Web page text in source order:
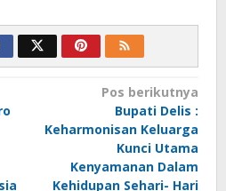
Pos berikutnya
Bupati Delis :
Keharmonisan Keluarga
Kunci Utama
Kenyamanan Dalam
Kehidupan Sehari- Hari